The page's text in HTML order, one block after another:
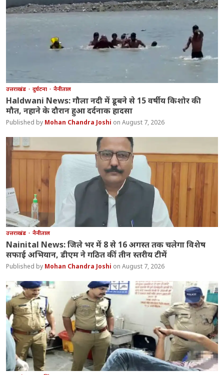
उत्तराखंड दुर्घटना नैनीताल
Haldwani News: गौला नदी में डूबने से 15 वर्षीय किशोर की
मौत, नहाने के दौरान हुआ दर्दनाक हादसा
Mohan Chandra Joshi August 7, 2026
उत्तराखंड नैनीताल
Nainital News: जिले भर में 8 से 16 अगस्त तक चलेगा विशेष
सफाई अभियान, डीएम ने गठित कीं तीन स्तरीय टीमें
Mohan Chandra Joshi August 7, 2026